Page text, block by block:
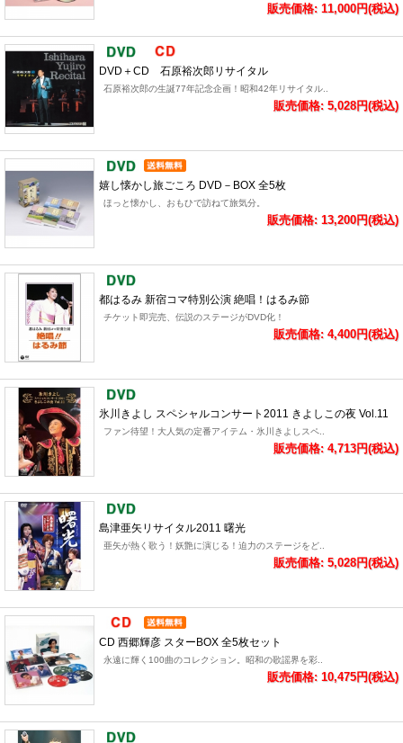
販売価格: 11,000円(税込)
DVD＋CD 石原裕次郎リサイタル
石原裕次郎の生誕77年記念企画！昭和42年リサイタル..
販売価格: 5,028円(税込)
嬉し懐かし旅ごころ DVD－BOX 全5枚
ほっと懐かし、おもひで訪ねて旅気分。
販売価格: 13,200円(税込)
都はるみ 新宿コマ特別公演 絶唱！はるみ節
チケット即完売、伝説のステージがDVD化！
販売価格: 4,400円(税込)
氷川きよし スペシャルコンサート2011 きよしこの夜 Vol.11
ファン待望！大人気の定番アイテム・氷川きよしスペ..
販売価格: 4,713円(税込)
島津亜矢リサイタル2011 曙光
亜矢が熱く歌う！妖艶に演じる！迫力のステージをど..
販売価格: 5,028円(税込)
CD 西郷輝彦 スターBOX 全5枚セット
永遠に輝く100曲のコレクション。昭和の歌謡界を彩..
販売価格: 10,475円(税込)